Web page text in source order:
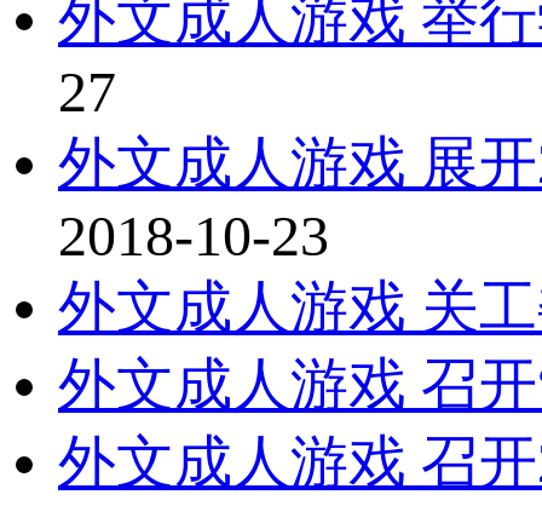
外文成人游戏 举
27
外文成人游戏 展
2018-10-23
外文成人游戏 关
外文成人游戏 召
外文成人游戏 召